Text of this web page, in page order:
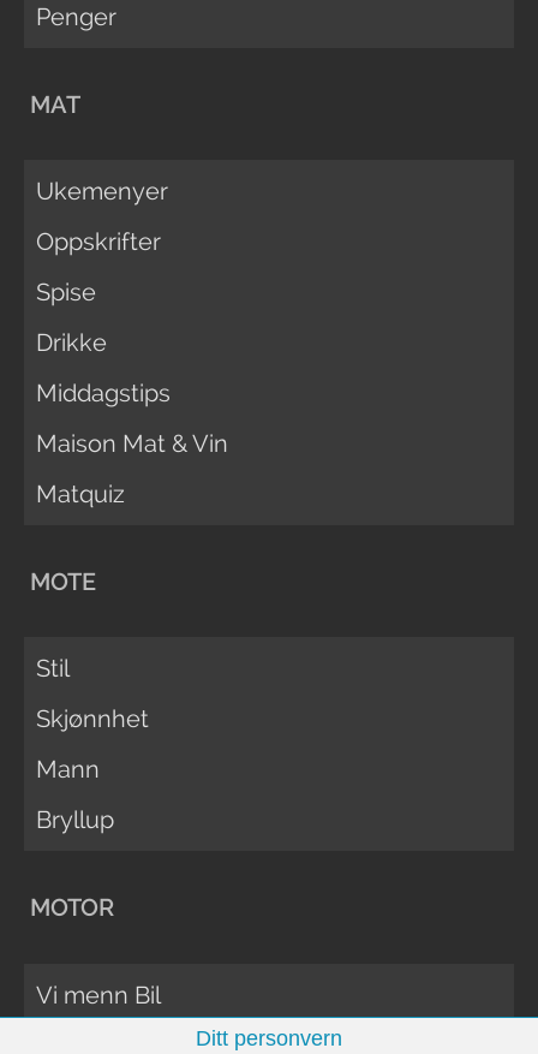
Penger
MAT
Ukemenyer
Oppskrifter
Spise
Drikke
Middagstips
Maison Mat & Vin
Matquiz
MOTE
Stil
Skjønnhet
Mann
Bryllup
MOTOR
Vi menn Bil
Ditt personvern